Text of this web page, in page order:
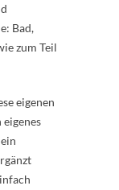
Bad,
zum Teil
eigenen